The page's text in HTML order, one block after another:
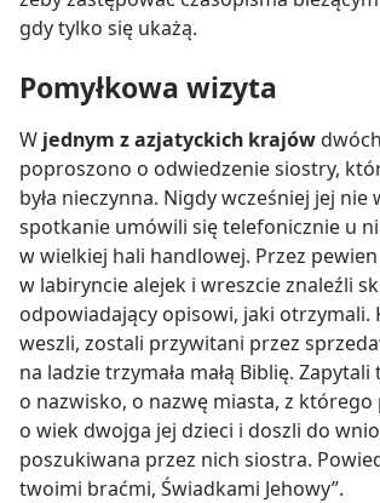
gdy tylko się ukażą.
Pomyłkowa wizyta
W jednym z azjatyckich krajów
poproszono o odwiedzenie siostry,
była nieczynna. Nigdy wcześniej jej nie
spotkanie umówili się telefonicznie u
w wielkiej hali handlowej. Przez pewien
w labiryncie alejek i wreszcie znaleźli
odpowiadający opisowi, jaki otrzymali.
weszli, zostali przywitani przez
na ladzie trzymała małą Biblię.
o nazwisko, o nazwę miasta, z
o wiek dwojga jej dzieci i doszli do
poszukiwana przez nich siostra.
twoimi braćmi, Świadkami Jehowy”.